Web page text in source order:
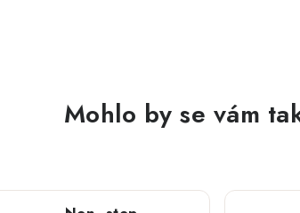
Mohlo by se vám